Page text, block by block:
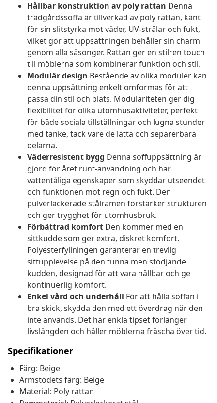
Hållbar konstruktion av poly rattan Denna
trädgårdssoffa är tillverkad av poly rattan, känt
för sin slitstyrka mot väder, UV-strålar och fukt,
vilket gör att uppsättningen behåller sin charm
genom alla säsonger. Rattan ger en stilren touch
till möblerna som kombinerar funktion och stil.
Modulär design Bestående av olika moduler kan
denna uppsättning enkelt omformas för att
passa din stil och plats. Modulariteten ger dig
flexibilitet för olika utomhusaktiviteter, perfekt
för både sociala tillställningar och lugna stunder
med tanke, tack vare de lätta och separerbara
delarna.
Väderresistent bygg Denna soffuppsättning är
gjord för året runt-användning och har
vattentåliga egenskaper som skyddar utseendet
och funktionen mot regn och fukt. Den
pulverlackerade stålramen förstärker strukturen
och ger trygghet för utomhusbruk.
Förbättrad komfort Den kommer med en
sittkudde som ger extra, diskret komfort.
Polyesterfyllningen garanterar en trevlig
sittupplevelse på den tunna men stödjande
kudden, designad för att vara hållbar och ge
kontinuerlig komfort.
Enkel vård och underhåll För att hålla soffan i
bra skick, skydda den med ett överdrag när den
inte används. Det här enkla tipset förlänger
livslängden och håller möblerna fräscha över tid.
Specifikationer
Färg: Beige
Armstödets färg: Beige
Material: Poly rattan